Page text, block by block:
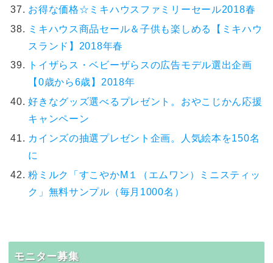
お得な価格☆ミキハウスファミリーセール2018春
ミキハウス商品セール＆子供も楽しめる【ミキハウ
スランド】2018年春
トイザらス・ベビーザらスの広告モデル選出企画
【0歳から6歳】2018年
好きなグッズ選べるプレゼント。おやこじかん応援
キャンペーン
カインズの抽選プレゼント企画。人気絵本を150名
に
粉ミルク「すこやかM１（エムワン）ミニスティッ
ク」無料サンプル（毎月1000名）
モニター募集